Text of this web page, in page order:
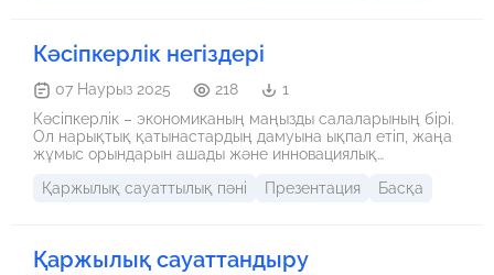
Кәсіпкерлік негіздері
07 Наурыз 2025 218
1
Кәсіпкерлік – экономиканың маңызды салаларының бірі.
Ол нарықтық қатынастардың дамуына ықпал етіп, жаңа
жұмыс орындарын ашады және инновациялық
методикалық нұсқама кәсіпкерлік негіздері бойынша
Қаржылық сауаттылық пәні Презентация Басқа
Қаржылық сауаттандыру